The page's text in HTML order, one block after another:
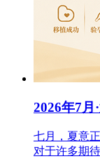
2026年7月
七月，夏意
对于许多期